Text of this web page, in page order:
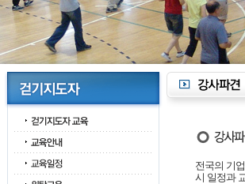
전국의 기
시 일정과